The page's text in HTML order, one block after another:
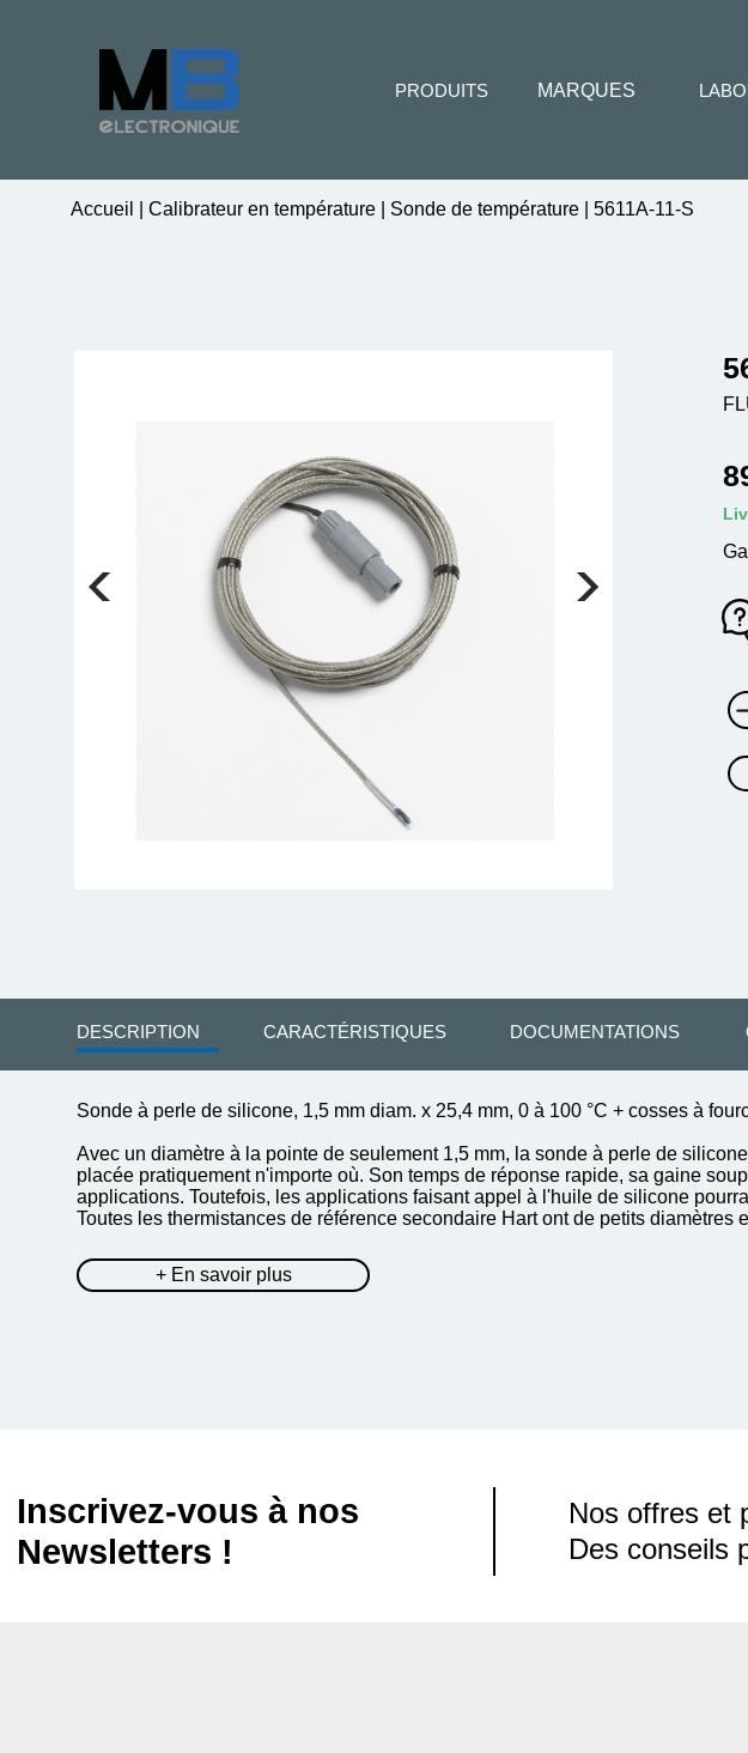
Accueil Calibrateur en température Sonde de température 5611A-11-S
DESCRIPTION CARACTÉRISTIQUES DOCUMENTATIONS
Sonde à perle de silicone, 1,5 mm diam. x 25,4 mm, 0 à 100 °C + cosses à
Avec un diamètre à la pointe de seulement 1,5 mm, la sonde à perle de
placée pratiquement n'importe où. Son temps de réponse rapide, sa gaine
applications. Toutefois, les applications faisant appel à l'huile de silicone
Toutes les thermistances de référence secondaire Hart ont de petits diamètres
+ En savoir plus
Inscrivez-vous à nos
Newsletters !
Nos offres et
Des conseils
PRODUITS MARQUES